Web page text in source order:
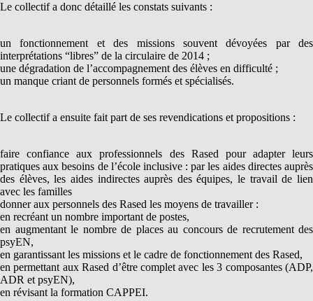
Le collectif a donc détaillé les constats suivants :
un fonctionnement et des missions souvent dévoyées par des
interprétations “libres” de la circulaire de 2014 ;
une dégradation de l’accompagnement des élèves en difficulté ;
un manque criant de personnels formés et spécialisés.
Le collectif a ensuite fait part de ses revendications et propositions :
faire confiance aux professionnels des Rased pour adapter leurs
pratiques aux besoins de l’école inclusive : par les aides directes auprès
des élèves, les aides indirectes auprès des équipes, le travail de lien
avec les familles
donner aux personnels des Rased les moyens de travailler :
en recréant un nombre important de postes,
en augmentant le nombre de places au concours de recrutement des
psyEN,
en garantissant les missions et le cadre de fonctionnement des Rased,
en permettant aux Rased d’être complet avec les 3 composantes (ADP,
ADR et psyEN),
en révisant la formation CAPPEI.